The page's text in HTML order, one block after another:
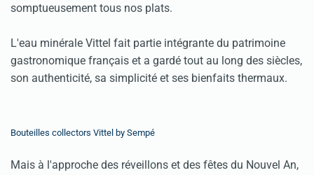
somptueusement tous nos plats.
L'eau minérale Vittel fait partie intégrante du patrimoine
gastronomique français et a gardé tout au long des siècles,
son authenticité, sa simplicité et ses bienfaits thermaux.
Bouteilles collectors Vittel by Sempé
Mais à l'approche des réveillons et des fêtes du Nouvel An,